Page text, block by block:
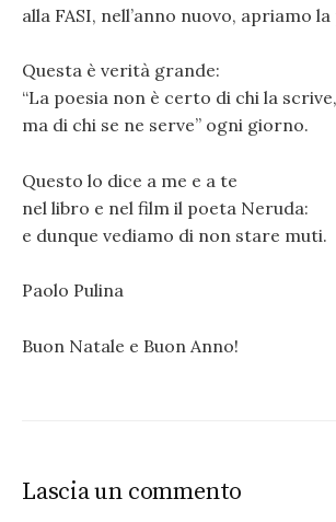
alla FASI, nell’anno nuovo, apriamo
Questa è verità grande:
“La poesia non è certo di chi la scrive,
ma di chi se ne serve” ogni giorno.
Questo lo dice a me e a te
nel libro e nel film il poeta Neruda:
e dunque vediamo di non stare muti.
Paolo Pulina
Buon Natale e Buon Anno!
Lascia un commento